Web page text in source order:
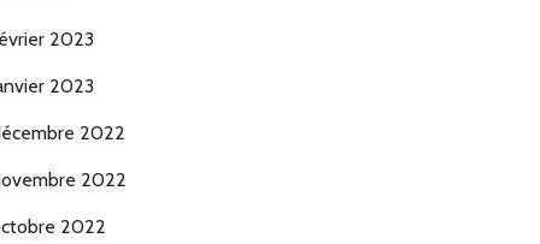
2023
2023
2022
2022
2022